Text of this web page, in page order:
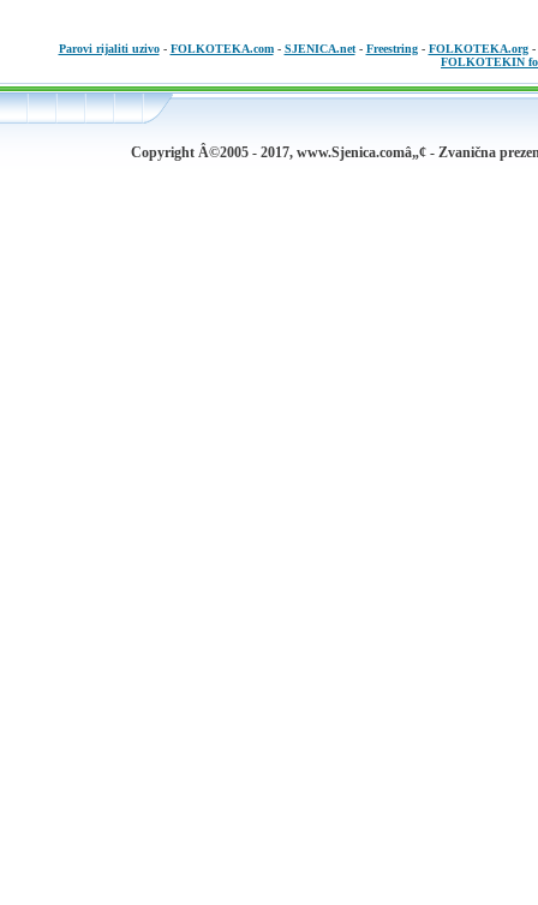
Parovi rijaliti uzivo- FOLKOTEKA.com- SJENICA.net- Freestring- FOLKOTEKA.org-
FOLKOTEKIN
Copyright Â©2005 - 2017, www.Sjenica.comâ„¢ - Zvanična